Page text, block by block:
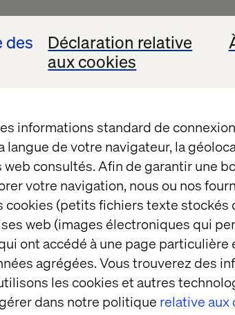
des
Déclaration relative
aux cookies
informations standard de
langue de votre navigateur, la
consultés. Afin de garantir une
votre navigation, nous ou nos
(petits fichiers texte stockés
web (images électroniques qui
ont accédé à une page particulière
agrégées. Vous trouverez des
les cookies et autres
dans notre politique relative aux
Valtech
de demain et d’établir une
touchpoints physiques comme
le marché et le ROI. Notre
spécialistes marketing,
16 pays différents (États-Unis,
Suisse, Danemark, Brésil,
sur la conception d’expériences, la
consiste à relever les défis de